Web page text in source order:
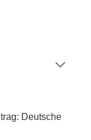
Deutsche